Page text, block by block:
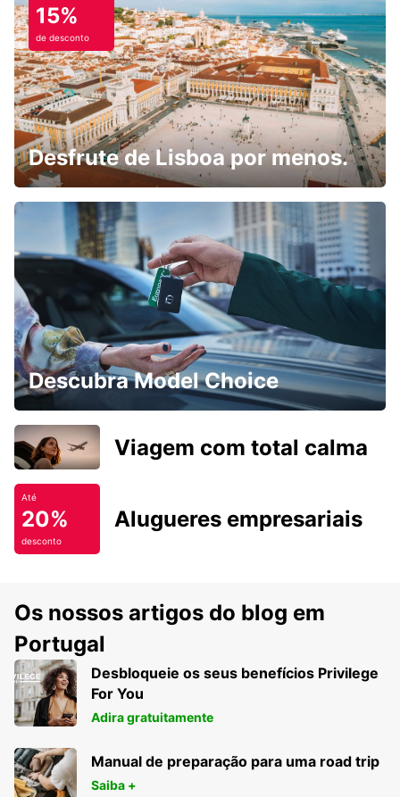
15%
de desconto
Desfrute de Lisboa por menos.
Descubra Model Choice
Viagem com total calma
Até
20%
desconto
Alugueres empresariais
Os nossos artigos do blog em
Portugal
Desbloqueie os seus benefícios Privilege
For You
Adira gratuitamente
Manual de preparação para uma road trip
Saiba +